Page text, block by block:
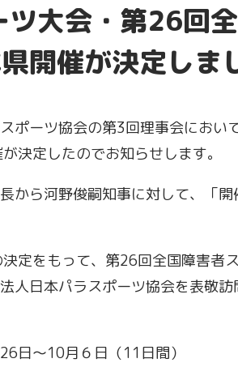
大会・第26回
開催が決定しま
ポーツ協会の第3回理事会におい
決定したのでお知らせします。
から河野俊嗣知事に対して、「
決定をもって、第26回全国障害者
人日本パラスポーツ協会を表敬
～10月６日（11日間）